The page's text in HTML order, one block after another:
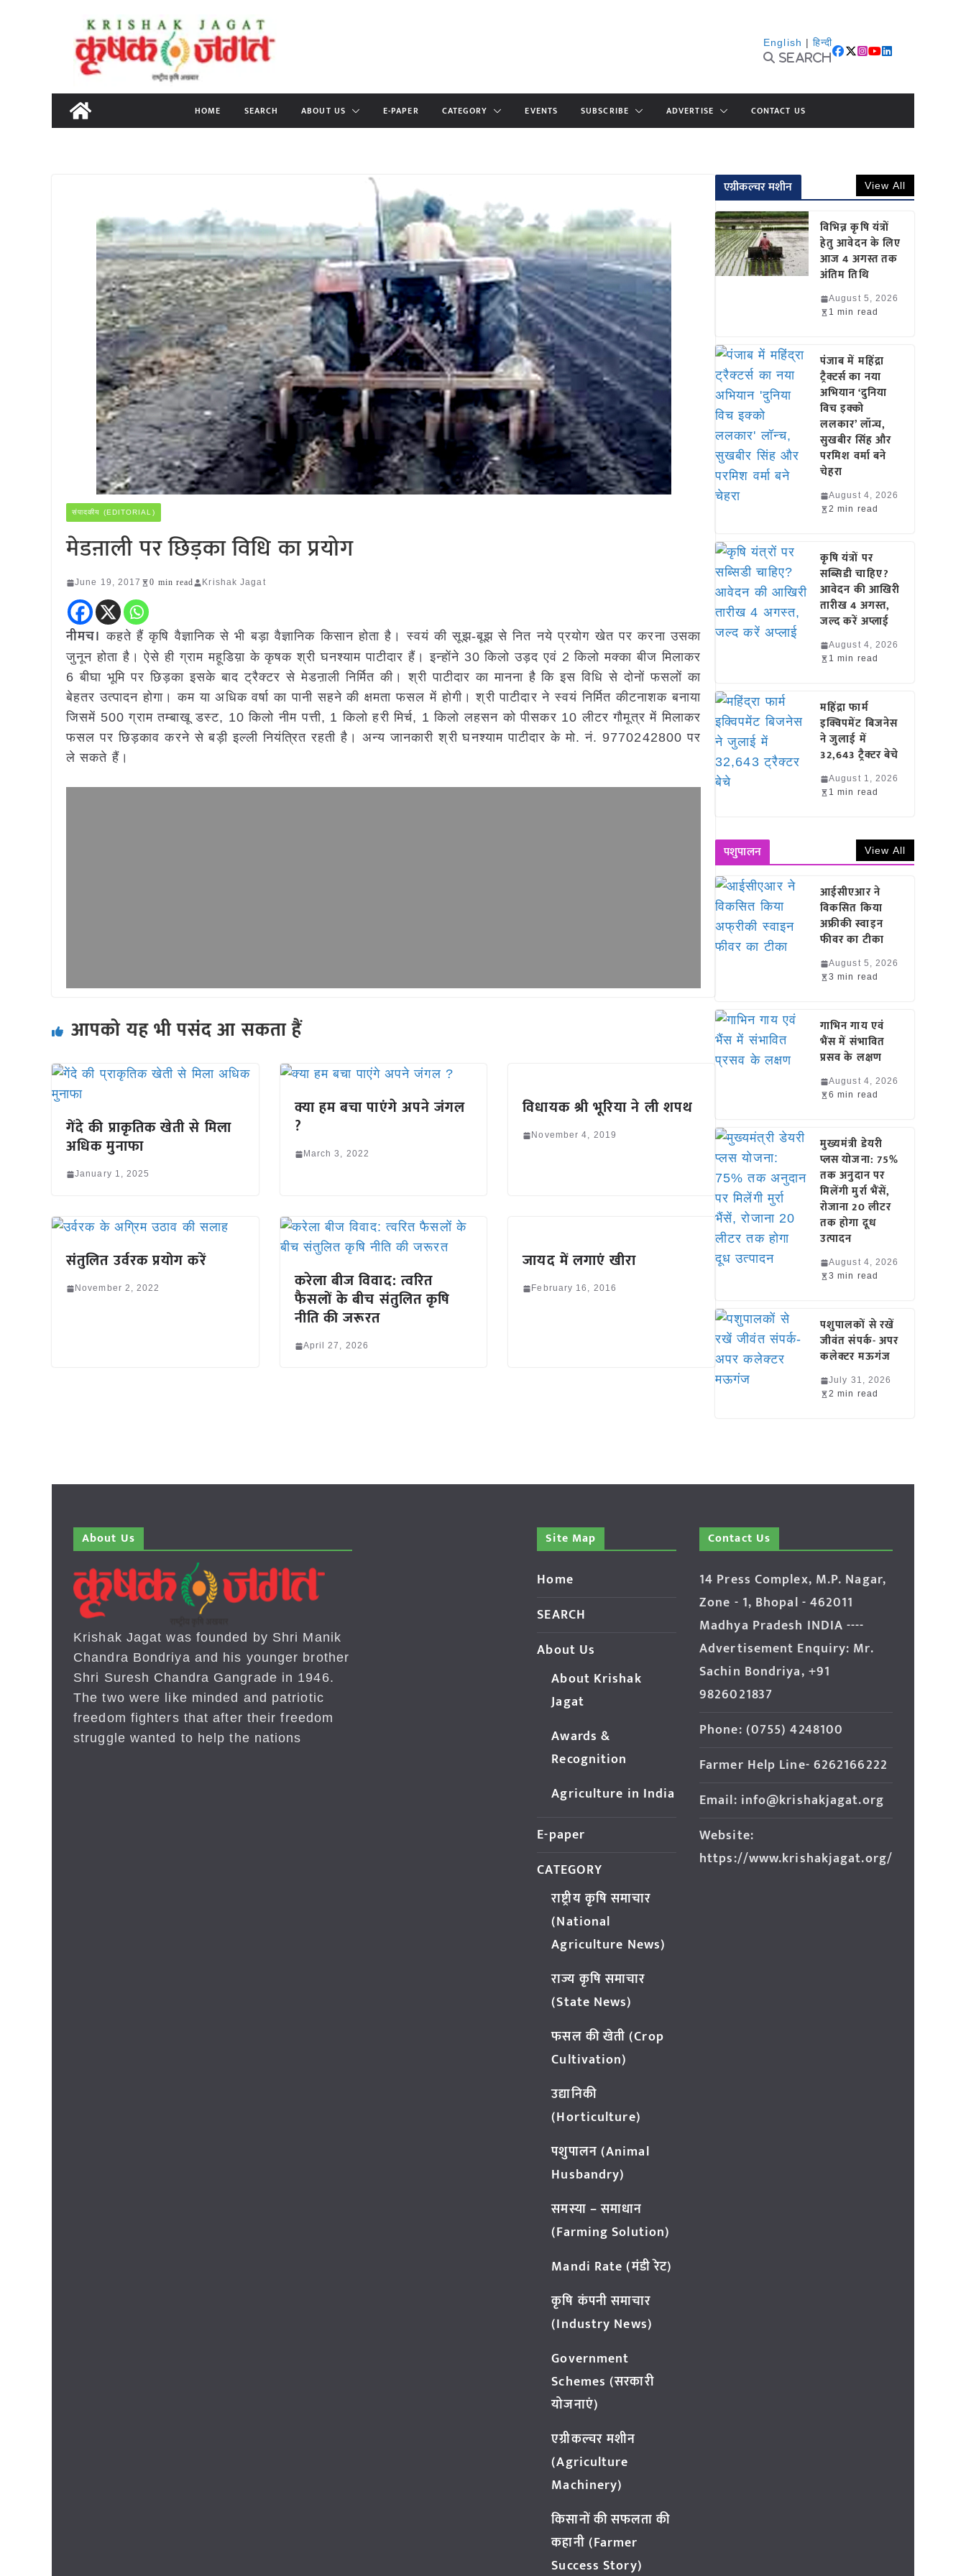
content
English | हिन्दी
Search
HOME SEARCH ABOUT US E-PAPER CATEGORY EVENTS SUBSCRIBE ADVERTISE CONTACT US
संपादकीय (EDITORIAL)
मेडऩाली पर छिड़का विधि का प्रयोग
June 19, 2017 0 min read Krishak Jagat
नीमच। कहते हैं कृषि वैज्ञानिक से भी बड़ा वैज्ञानिक किसान होता है। स्वयं की सूझ-बूझ से नित नये प्रयोग खेत पर करना उसका
जुनून होता है। ऐसे ही ग्राम महूडिय़ा के कृषक श्री घनश्याम पाटीदार हैं। इन्होंने 30 किलो उड़द एवं 2 किलो मक्का बीज मिलाकर
6 बीघा भूमि पर छिड़का इसके बाद ट्रैक्टर से मेडऩाली निर्मित की। श्री पाटीदार का मानना है कि इस विधि से दोनों फसलों का
बेहतर उत्पादन होगा। कम या अधिक वर्षा का पानी सहने की क्षमता फसल में होगी। श्री पाटीदार ने स्वयं निर्मित कीटनाशक बनाया
जिसमें 500 ग्राम तम्बाखू डस्ट, 10 किलो नीम पत्ती, 1 किलो हरी मिर्च, 1 किलो लहसन को पीसकर 10 लीटर गौमूत्र में मिलाकर
फसल पर छिड़काव करने से बड़ी इल्ली नियंत्रित रहती है। अन्य जानकारी श्री घनश्याम पाटीदार के मो. नं. 9770242800 पर
ले सकते हैं।
आपको यह भी पसंद आ सकता हैं
गेंदे की प्राकृतिक खेती से मिला
अधिक मुनाफा
January 1, 2025
क्या हम बचा पाएंगे अपने जंगल
?
March 3, 2022
विधायक श्री भूरिया ने ली शपथ
November 4, 2019
संतुलित उर्वरक प्रयोग करें
November 2, 2022 करेला बीज विवाद: त्वरित
फैसलों के बीच संतुलित कृषि
नीति की जरूरत
April 27, 2026
जायद में लगाएं खीरा
February 16, 2016
एग्रीकल्चर मशीन View All
विभिन्न कृषि यंत्रों
हेतु आवेदन के लिए
आज 4 अगस्त तक
अंतिम तिथि
August 5, 2026
1 min read
पंजाब में महिंद्रा
ट्रैक्टर्स का नया
अभियान ‘दुनिया
विच इक्को
ललकार’ लॉन्च,
सुखबीर सिंह और
परमिश वर्मा बने
चेहरा
August 4, 2026
2 min read
कृषि यंत्रों पर
सब्सिडी चाहिए?
आवेदन की आखिरी
तारीख 4 अगस्त,
जल्द करें अप्लाई
August 4, 2026
1 min read
महिंद्रा फार्म
इक्विपमेंट बिजनेस
ने जुलाई में
32,643 ट्रैक्टर बेचे
August 1, 2026
1 min read
पशुपालन View All
आईसीएआर ने
विकसित किया
अफ्रीकी स्वाइन
फीवर का टीका
August 5, 2026
3 min read
गाभिन गाय एवं
भैंस में संभावित
प्रसव के लक्षण
August 4, 2026
6 min read
मुख्यमंत्री डेयरी
प्लस योजना: 75%
तक अनुदान पर
मिलेंगी मुर्रा भैंसें,
रोजाना 20 लीटर
तक होगा दूध
उत्पादन
August 4, 2026
3 min read
पशुपालकों से रखें
जीवंत संपर्क- अपर
कलेक्टर मऊगंज
July 31, 2026
2 min read
About Us
Krishak Jagat was founded by Shri Manik
Chandra Bondriya and his younger brother
Shri Suresh Chandra Gangrade in 1946.
The two were like minded and patriotic
freedom fighters that after their freedom
struggle wanted to help the nations
Site Map
Home
SEARCH
About Us
About Krishak
Jagat
Awards &
Recognition
Agriculture in India
E-paper
CATEGORY
राष्ट्रीय कृषि समाचार
(National
Agriculture News)
राज्य कृषि समाचार
(State News)
फसल की खेती (Crop
Cultivation)
उद्यानिकी
(Horticulture)
पशुपालन (Animal
Husbandry)
समस्या – समाधान
(Farming Solution)
Mandi Rate (मंडी रेट)
कृषि कंपनी समाचार
(Industry News)
Government
Schemes (सरकारी
योजनाएं)
एग्रीकल्चर मशीन
(Agriculture
Machinery)
किसानों की सफलता की
कहानी (Farmer
Success Story)
Contact Us
14 Press Complex, M.P. Nagar,
Zone - 1, Bhopal - 462011
Madhya Pradesh INDIA ----
Advertisement Enquiry: Mr.
Sachin Bondriya, +91
9826021837
Phone: (0755) 4248100
Farmer Help Line- 6262166222
Email: info@krishakjagat.org
Website:
https://www.krishakjagat.org/